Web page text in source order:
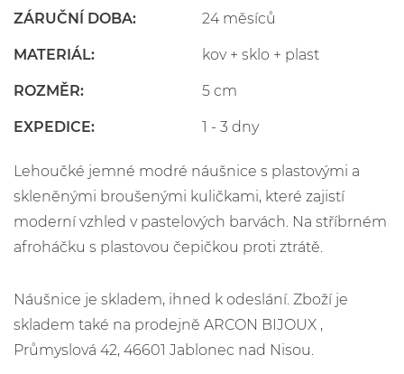
ZÁRUČNÍ DOBA: 24 měsíců
MATERIÁL: kov + sklo + plast
ROZMĚR: 5 cm
EXPEDICE: 1 - 3 dny
Lehoučké jemné modré náušnice s plastovými a
skleněnými broušenými kuličkami, které zajistí
moderní vzhled v pastelových barvách. Na stříbrném
afroháčku s plastovou čepičkou proti ztrátě.
Náušnice je skladem, ihned k odeslání. Zboží je
skladem také na prodejně ARCON BIJOUX ,
Průmyslová 42, 46601 Jablonec nad Nisou.